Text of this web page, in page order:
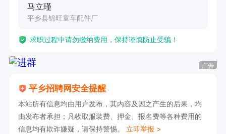
马立瑾
平乡县锦旺童车配件厂
求职过程中请勿缴纳费用，保持谨慎防止受骗！
广告
平乡招聘网安全提醒
本站所有信息均由用户发布，其内容及因之产生的后果，均
由发布者承担；凡收取服装费、押金、报名费等各种费用的
信息均有欺诈嫌疑，请保持警惕。 立即举报 >